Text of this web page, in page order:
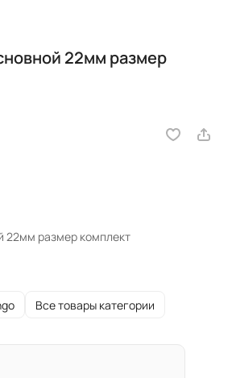
22мм размер
22мм размер комплект
Все товары категории